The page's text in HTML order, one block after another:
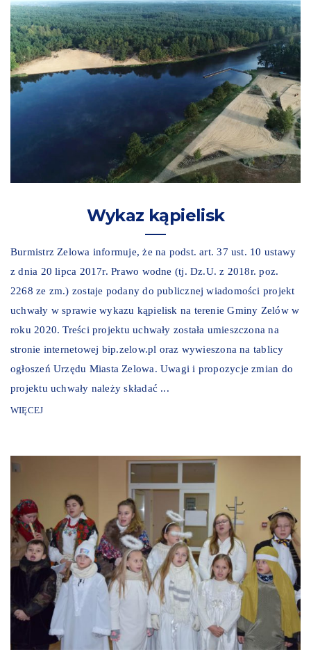
Wykaz kąpielisk
Burmistrz Zelowa informuje, że na podst. art. 37 ust. 10 ustawy
z dnia 20 lipca 2017r. Prawo wodne (tj. Dz.U. z 2018r. poz.
2268 ze zm.) zostaje podany do publicznej wiadomości projekt
uchwały w sprawie wykazu kąpielisk na terenie Gminy Zelów w
roku 2020. Treści projektu uchwały została umieszczona na
stronie internetowej bip.zelow.pl oraz wywieszona na tablicy
ogłoszeń Urzędu Miasta Zelowa. Uwagi i propozycje zmian do
projektu uchwały należy składać ...
WIĘCEJ